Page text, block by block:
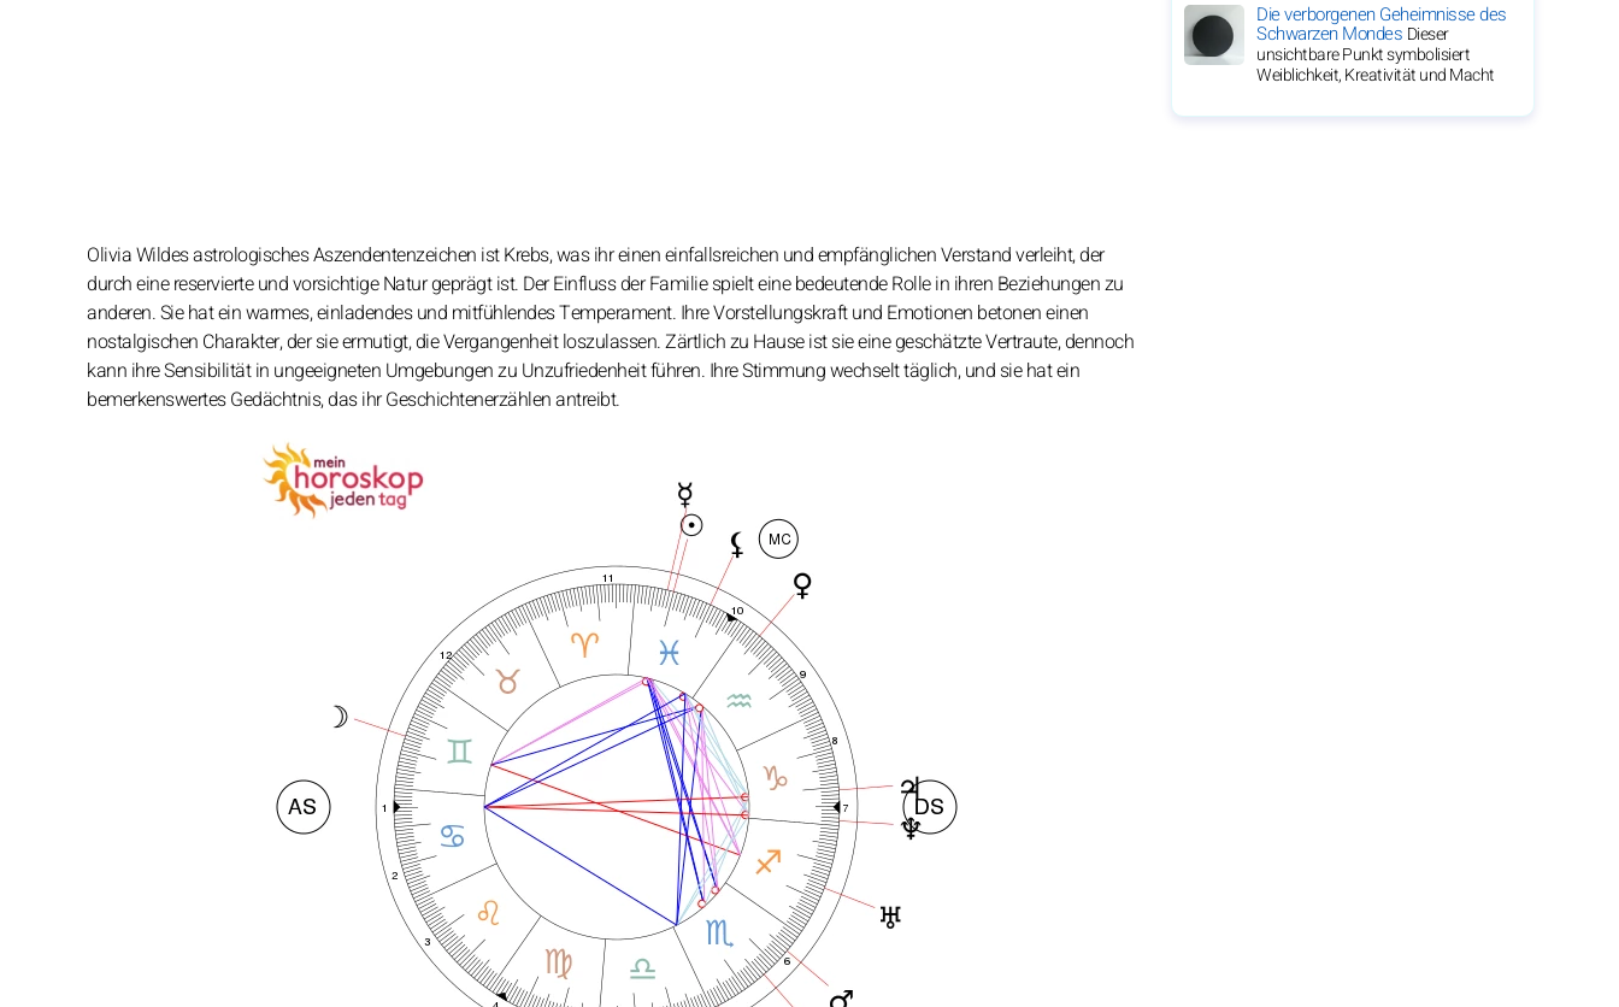
Olivia Wildes astrologisches Aszendentenzeichen ist Krebs, was ihr einen einfallsreichen und empfänglichen Verstand verleiht, der
durch eine reservierte und vorsichtige Natur geprägt ist. Der Einfluss der Familie spielt eine bedeutende Rolle in ihren Beziehungen zu
anderen. Sie hat ein warmes, einladendes und mitfühlendes Temperament. Ihre Vorstellungskraft und Emotionen betonen einen
nostalgischen Charakter, der sie ermutigt, die Vergangenheit loszulassen. Zärtlich zu Hause ist sie eine geschätzte Vertraute, dennoch
kann ihre Sensibilität in ungeeigneten Umgebungen zu Unzufriedenheit führen. Ihre Stimmung wechselt täglich, und sie hat ein
bemerkenswertes Gedächtnis, das ihr Geschichtenerzählen antreibt.
Die verborgenen Geheimnisse des
Schwarzen Mondes Dieser
unsichtbare Punkt symbolisiert
Weiblichkeit, Kreativität und Macht